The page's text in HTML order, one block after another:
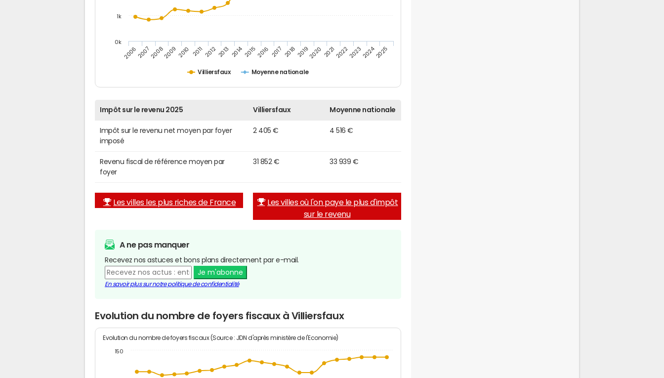
Villiersfaux Moyenne nationale
20062007200820092010 2011 20122013 201420152016 2017 201820192020 20212022202320242025
0k
1k
Impôt sur le revenu 2025 Villiersfaux Moyenne nationale
Impôt sur le revenu net moyen par foyer
imposé
2 405 € 4 516 €
Revenu fiscal de référence moyen par
foyer
31 852 € 33 939 €
Les villes les plus riches de France
Les villes où l'on paye le plus d'impôt
sur le revenu
A ne pas manquer
Recevez nos astuces et bons plans directement par e-mail.
Je m'abonne
En savoir plus sur notre politique de confidentialité
Evolution du nombre de foyers fiscaux à Villiersfaux
Evolution du nombre de foyers fiscaux (Source : JDN d'après ministère de l'Economie)
150